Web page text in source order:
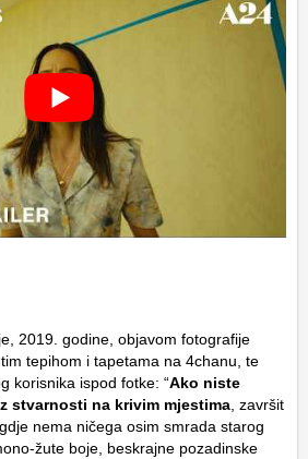
2019. godine, objavom fotografije
tepihom i tapetama na 4chanu, te
korisnika ispod fotke: “Ako niste
stvarnosti na krivim mjestima, završit
nema ničega osim smrada starog
žute boje, beskrajne pozadinske